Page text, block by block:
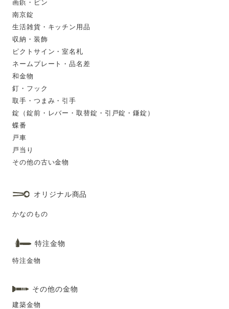
画鋲・ピン
南京錠
生活雑貨・キッチン用品
収納・装飾
ピクトサイン・室名札
ネームプレート・品名差
和金物
釘・フック
取手・つまみ・引手
錠（錠前・レバー・取替錠・引戸錠・鎌錠）
蝶番
戸車
戸当り
その他の古い金物
オリジナル商品
かなのもの
特注金物
特注金物
その他の金物
建築金物